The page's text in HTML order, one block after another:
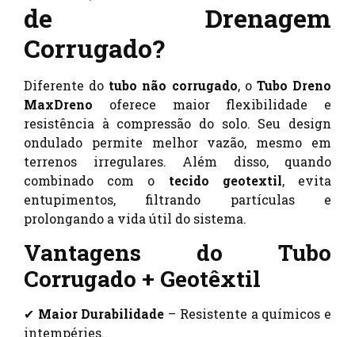
de Drenagem
Corrugado?
Diferente do tubo não corrugado, o Tubo Dreno
MaxDreno oferece maior flexibilidade e
resistência à compressão do solo. Seu design
ondulado permite melhor vazão, mesmo em
terrenos irregulares. Além disso, quando
combinado com o tecido geotextil, evita
entupimentos, filtrando partículas e
prolongando a vida útil do sistema.
Vantagens do Tubo
Corrugado + Geotêxtil
✔ Maior Durabilidade – Resistente a químicos e
intempéries.